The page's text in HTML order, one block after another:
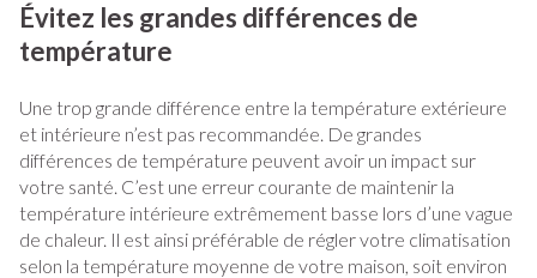
Évitez les grandes différences de
température
Une trop grande différence entre la température extérieure
et intérieure n’est pas recommandée. De grandes
différences de température peuvent avoir un impact sur
votre santé. C’est une erreur courante de maintenir la
température intérieure extrêmement basse lors d’une vague
de chaleur. Il est ainsi préférable de régler votre climatisation
selon la température moyenne de votre maison, soit environ